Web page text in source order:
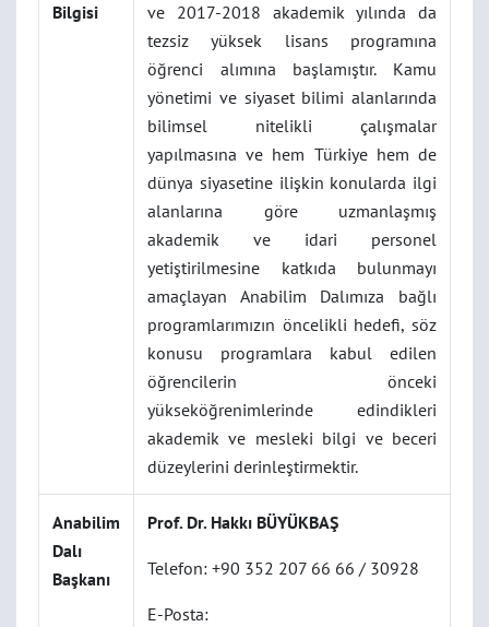
Bilgisi
ve 2017-2018 akademik yılında da
tezsiz yüksek lisans programına
öğrenci alımına başlamıştır. Kamu
yönetimi ve siyaset bilimi alanlarında
bilimsel nitelikli çalışmalar
yapılmasına ve hem Türkiye hem de
dünya siyasetine ilişkin konularda ilgi
alanlarına göre uzmanlaşmış
akademik ve idari personel
yetiştirilmesine katkıda bulunmayı
amaçlayan Anabilim Dalımıza bağlı
programlarımızın öncelikli hedefi, söz
konusu programlara kabul edilen
öğrencilerin önceki
yükseköğrenimlerinde edindikleri
akademik ve mesleki bilgi ve beceri
düzeylerini derinleştirmektir.
Anabilim
Dalı
Başkanı
Prof. Dr. Hakkı BÜYÜKBAŞ
Telefon: +90 352 207 66 66 / 30928
E-Posta: